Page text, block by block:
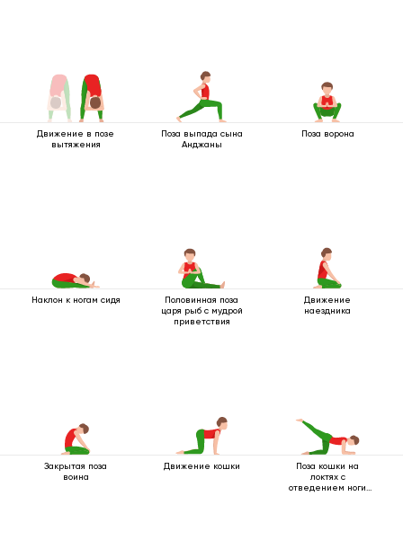
Движение в позе
вытяжения
Поза выпада сына
Анджаны
Поза ворона
Наклон к ногам сидя
Половинная поза
царя рыб с мудрой
приветствия
Движение
наездника
Закрытая поза
воина
Движение кошки
Поза кошки на
локтях с
отведением ноги